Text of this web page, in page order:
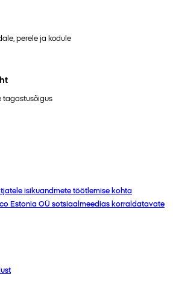
perele ja kodule
tagastusõigus
isikuandmete töötlemise kohta
Estonia OÜ sotsiaalmeedias korraldatavate